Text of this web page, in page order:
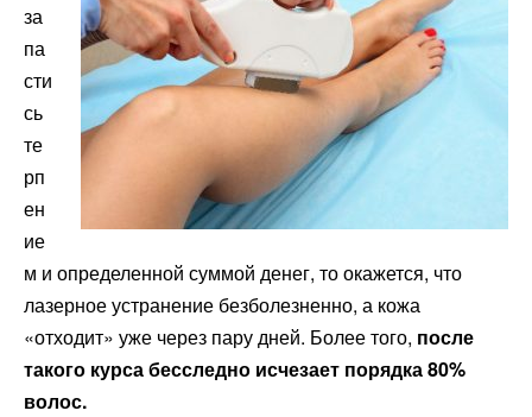
за
па
сти
сь
те
рп
ен
ие
м и определенной суммой денег, то окажется, что
лазерное устранение безболезненно, а кожа
«отходит» уже через пару дней. Более того, после
такого курса бесследно исчезает порядка 80%
волос.